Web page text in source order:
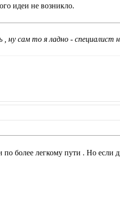
идеи не возникло.
ну сам то я ладно - специалист
по более легкому пути . Но если